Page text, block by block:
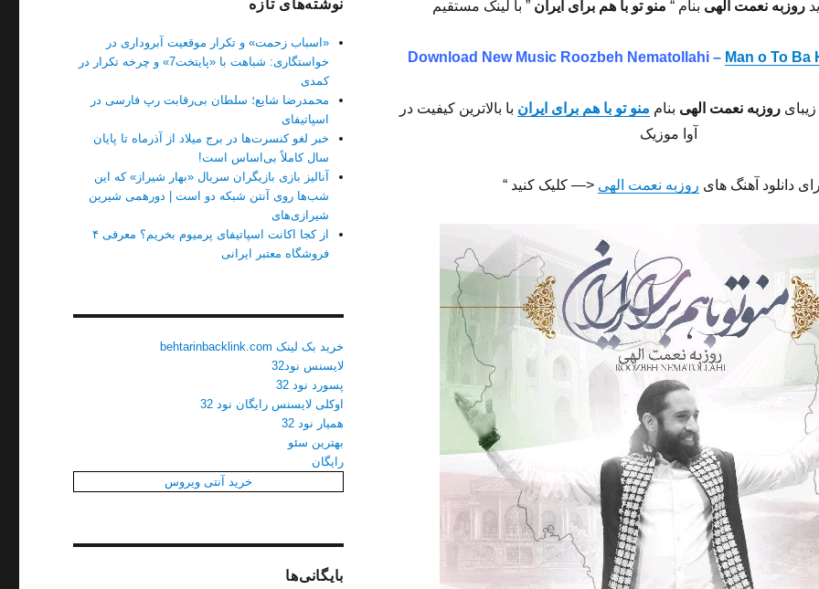
روزبه نعمت الهی بنام “منو تو با هم براى ایران ” با لینک مستقیم
Download New Music Roozbeh Nematollahi – Man o To Ba
زیبایروزبه نعمت الهی بنام منو تو با هم براى ایران با بالاترین کیفیت در
آوا موزیک
دانلود آهنگ های روزبه نعمت الهی <— کلیک کنید “
نوشته‌های تازه
«اسباب زحمت» و تکرار موقعیت آبروداری در
خواستگاری: شباهت با «پایتخت7» و چرخه تکرار در
کمدی
محمدرضا شایع؛ سلطان بی‌رقابت رپ فارسی در
اسپاتیفای
خبر لغو کنسرت‌ها در برج میلاد از آذرماه تا پایان
سال کاملاً بی‌اساس است!
آنالیز بازی بازیگران سریال «بهار شیراز» که این
شب‌ها روی آنتن شبکه دو است | دورهمی شیرین
شیرازی‌های
از کجا اکانت اسپاتیفای پرمیوم بخریم؟ معرفی ۴
فروشگاه معتبر ایرانی
خرید بک لینک behtarinbacklink.com
لایسنس نود32
پسورد نود 32
اوکلی لایسنس رایگان نود 32
همیار نود 32
بهترین سئو
رایگان
خرید آنتی ویروس
بایگانی‌ها